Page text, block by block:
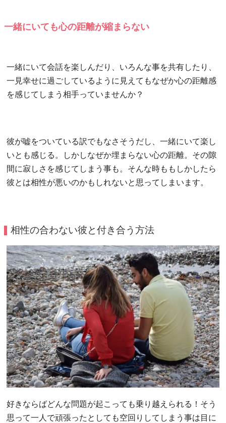
一緒にいても心の距離が縮まらない
一緒にいて会話を楽しんだり、いろんな事を共有したり、
一見幸せに過ごしているように見えてもなぜか心の距離感
を感じてしまう相手っていませんか？
彼が嘘をついている訳でもなさそうだし、一緒にいて楽し
いとも感じる。しかしなぜか埋まらない心の距離。その隙
間に寂しさを感じてしまう事も。そんな時ももしかしたら
彼とは相性が悪いのかもしれないと思ってしまいます。
相性の合わない彼と付き合う方法
好きならばどんな問題が起こっても乗り越えられる！そう
思って一人で頑張ったとしても空回りしてしまう事は目に